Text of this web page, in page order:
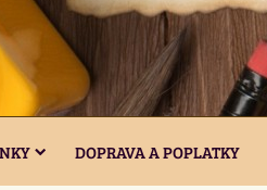
DOPRAVA A POPLATKY